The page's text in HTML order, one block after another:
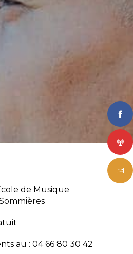
de Musique
au : 04 66 80 30 42